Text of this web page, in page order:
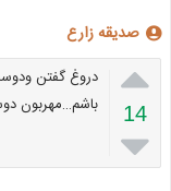
صدیقه زارع

14

دروغ گفتن
باشم…مهربون